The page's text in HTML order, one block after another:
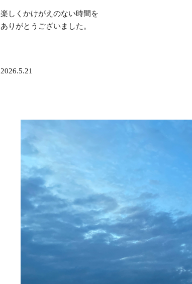
楽しくかけがえのない時間を
ありがとうございました。
2026.5.21